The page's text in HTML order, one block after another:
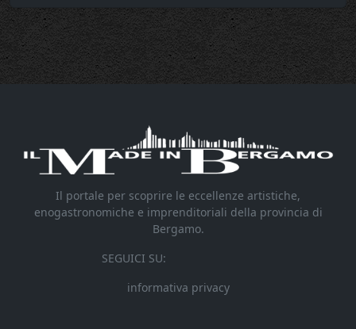
Il portale per scoprire le eccellenze artistiche,
enogastronomiche e imprenditoriali della provincia di
Bergamo.
SEGUICI SU:
informativa privacy